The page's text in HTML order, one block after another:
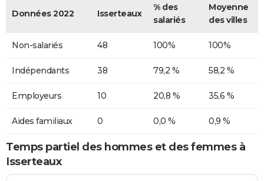
Données 2022 Isserteaux
% des
salariés
Moyenne
des villes
Non-salariés 48 100% 100%
Indépendants 38 79,2 % 58,2 %
Employeurs 10 20,8 % 35,6 %
Aides familiaux 0 0,0 % 0,9 %
Temps partiel des hommes et des femmes à
Isserteaux